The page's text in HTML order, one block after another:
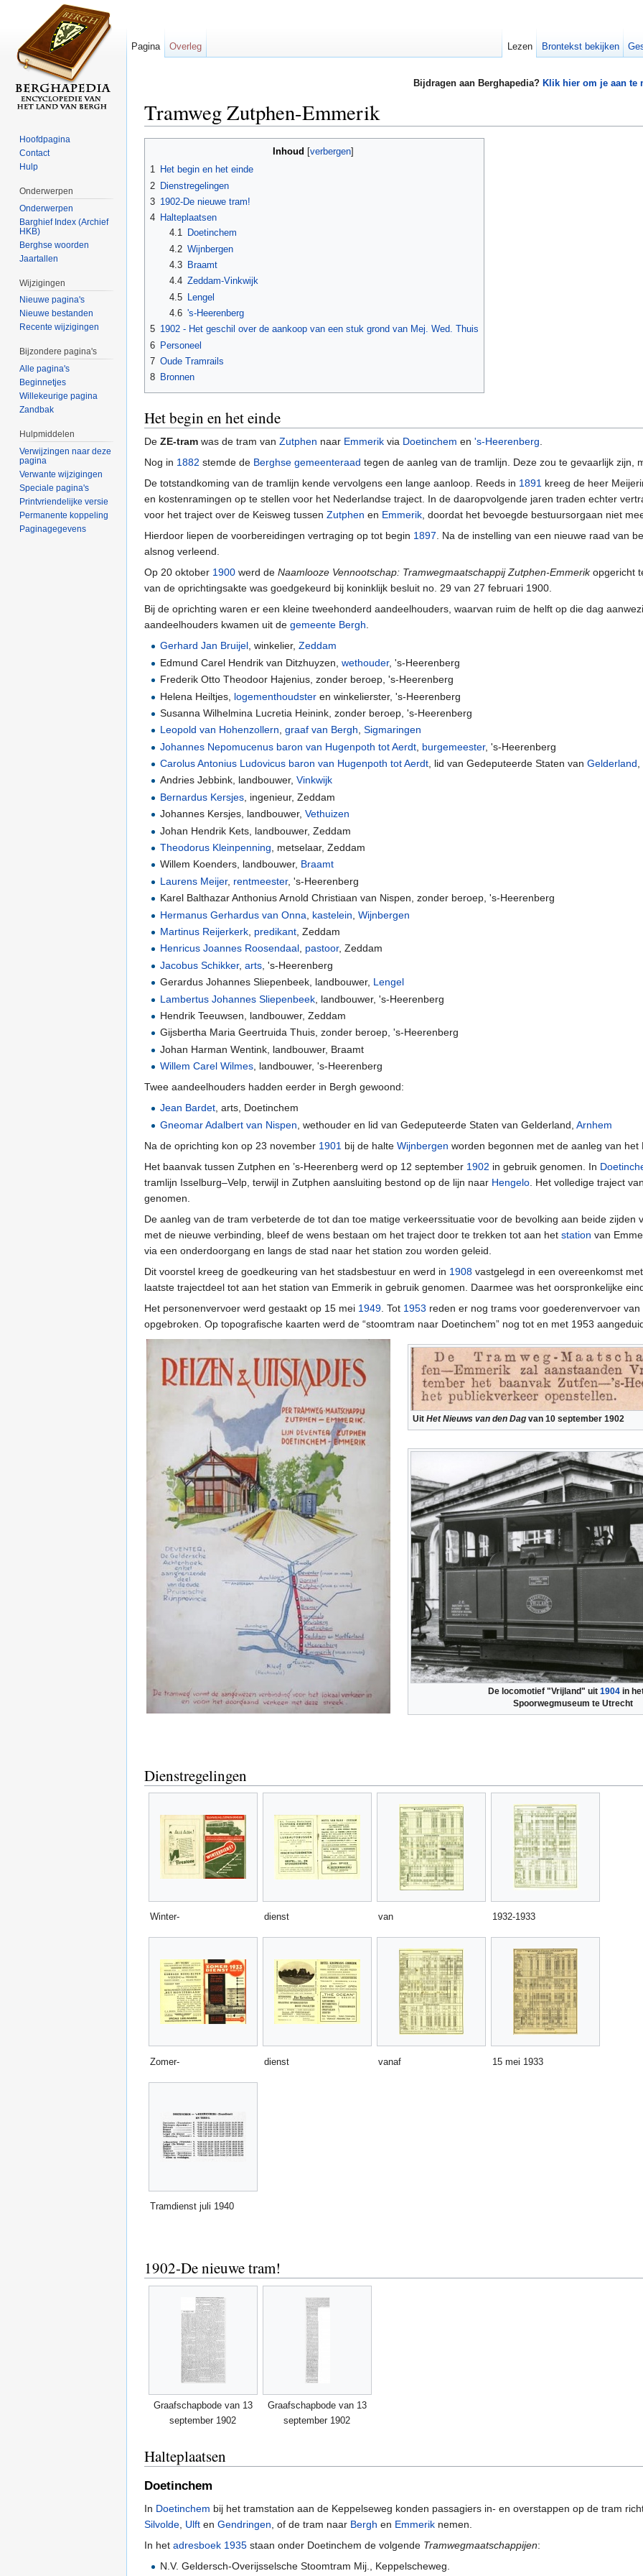
Bijdragen aan Berghapedia? Klik hier om je aan te
Tramweg Zutphen-Emmerik
Inhoud verbergen]
1 Het begin en het einde
2 Dienstregelingen
3 1902-De nieuwe tram!
4 Halteplaatsen
4.1
Doetinchem
4.2 Wijnbergen
4.3
Braamt
4.4 Zeddam-Vinkwijk
4.5 Lengel
4.6 's-Heerenberg
5 1902 - Het geschil over de aankoop van een stuk grond van Mej. Wed. Thuis
6 Personeel
7 Oude Tramrails
8 Bronnen
Het begin en het einde
De ZE-tram was de tram van Zutphen naar Emmerik via Doetinchem en 's-Heerenberg.
Nog in 1882 stemde de Berghse gemeenteraad tegen de aanleg van de tramlijn. Deze zou te gevaarlijk
De totstandkoming van de tramlijn kende vervolgens een lange aanloop. Reeds in 1891 kreeg de heer
en kostenramingen op te stellen voor het Nederlandse traject. In de daaropvolgende jaren traden echter
voor het traject over de Keisweg tussen Zutphen en Emmerik, doordat het bevoegde bestuursorgaan niet
Hierdoor liepen de voorbereidingen vertraging op tot begin 1897. Na de instelling van een nieuwe raad van
alsnog verleend.
Op 20 oktober 1900 werd de Naamlooze Vennootschap: Tramwegmaatschappij Zutphen-Emmerikopgericht
van de oprichtingsakte was goedgekeurd bij koninklijk besluit no. 29 van 27 februari 1900.
Bij de oprichting waren er een kleine tweehonderd aandeelhouders, waarvan ruim de helft op die dag
aandeelhouders kwamen uit de gemeente Bergh.
Gerhard Jan Bruijel, winkelier,Zeddam
Edmund Carel Hendrik van Ditzhuyzen,wethouder, 's-Heerenberg
Frederik Otto Theodoor Hajenius, zonder beroep, 's-Heerenberg
Helena Heiltjes, logementhoudster en winkelierster, 's-Heerenberg
Susanna Wilhelmina Lucretia Heinink, zonder beroep, 's-Heerenberg
Leopold van Hohenzollern,graaf van Bergh,Sigmaringen
Johannes Nepomucenus baron van Hugenpoth tot Aerdt burgemeester, 's-Heerenberg
Carolus Antonius Ludovicus baron van Hugenpoth tot Aerdt , lid van Gedeputeerde Staten vanGelderland
Andries Jebbink, landbouwer,Vinkwijk
Bernardus Kersjes , ingenieur, Zeddam
Johannes Kersjes, landbouwer,Vethuizen
Johan Hendrik Kets, landbouwer, Zeddam
Theodorus Kleinpenning , metselaar, Zeddam
Willem Koenders, landbouwer, Braamt
Laurens Meijer, rentmeester, 's-Heerenberg
Karel Balthazar Anthonius Arnold Christiaan van Nispen, zonder beroep, 's-Heerenberg
Hermanus Gerhardus van Onna
kastelein ,Wijnbergen
Martinus Reijerkerk predikant , Zeddam
Henricus Joannes Roosendaal, pastoor, Zeddam
Jacobus Schikker,arts , 's-Heerenberg
Gerardus Johannes Sliepenbeek, landbouwer, Lengel
Lambertus Johannes Sliepenbeek , landbouwer, 's-Heerenberg
Hendrik Teeuwsen, landbouwer, Zeddam
Gijsbertha Maria Geertruida Thuis, zonder beroep, 's-Heerenberg
Johan Harman Wentink, landbouwer, Braamt
Willem Carel Wilmes , landbouwer, 's-Heerenberg
Twee aandeelhouders hadden eerder in Bergh gewoond:
Jean Bardet , arts, Doetinchem
Gneomar Adalbert van Nispen , wethouder en lid van Gedeputeerde Staten van Gelderland,Arnhem
Na de oprichting kon op 23 november 1901 bij de halte Wijnbergen worden begonnen met de aanleg van het
Het baanvak tussen Zutphen en ’s-Heerenberg werd op 12 september 1902 in gebruik genomen. In
tramlijn Isselburg–Velp, terwijl in Zutphen aansluiting bestond op de lijn naar Hengelo . Het volledige traject
genomen.
De aanleg van de tram verbeterde de tot dan toe matige verkeerssituatie voor de bevolking aan beide
met de nieuwe verbinding, bleef de wens bestaan om het traject door te trekken tot aan het station van
via een onderdoorgang en langs de stad naar het station zou worden geleid.
Dit voorstel kreeg de goedkeuring van het stadsbestuur en werd in 1908 vastgelegd in een overeenkomst
laatste trajectdeel tot aan het station van Emmerik in gebruik genomen. Daarmee was het oorspronkelijke
Het personenvervoer werd gestaakt op 15 mei 1949 . Tot 1953 reden er nog trams voor goederenvervoer
opgebroken. Op topografische kaarten werd de “stoomtram naar Doetinchem” nog tot en met 1953
Uit Het Nieuws van den Dag van 10 september 1902
De locomotief "Vrijland" uit 1904 in
Spoorwegmuseum te Utrecht
Dienstregelingen
Winter- dienst van 1932-1933
Zomer- dienst vanaf 15 mei 1933
Tramdienst juli 1940
1902-De nieuwe tram!
Graafschapbode van 13
september 1902
Graafschapbode van 13
september 1902
Halteplaatsen
Doetinchem
In Doetinchem bij het tramstation aan de Keppelseweg konden passagiers in- en overstappen op de tram
Silvolde Ulft en Gendringen , of de tram naar Bergh en Emmerik nemen.
In het adresboek 1935 staan onder Doetinchem de volgende Tramwegmaatschappijen:
N.V. Geldersch-Overijsselsche Stoomtram Mij., Keppelscheweg.
Pagina Overleg Lezen Brontekst bekijken
Hoofdpagina
Contact
Hulp
Onderwerpen
Onderwerpen
Barghief Index (Archief
HKB)
Berghse woorden
Jaartallen
Wijzigingen
Nieuwe pagina's
Nieuwe bestanden
Recente wijzigingen
Bijzondere pagina's
Alle pagina's
Beginnetjes
Willekeurige pagina
Zandbak
Hulpmiddelen
Verwijzingen naar deze
pagina
Verwante wijzigingen
Speciale pagina's
Printvriendelijke versie
Permanente koppeling
Paginagegevens